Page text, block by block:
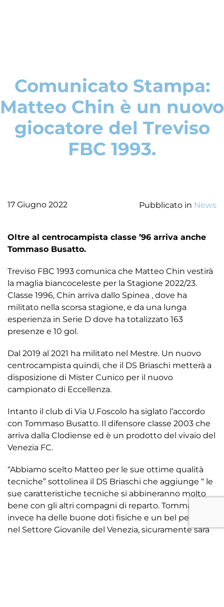
Comunicato Stampa:
Matteo Chin è un nuovo
giocatore del Treviso
FBC 1993.
17 Giugno 2022 Pubblicato in News
Oltre al centrocampista classe ’96 arriva anche
Tommaso Busatto.
Treviso FBC 1993 comunica che Matteo Chin vestirà
la maglia biancoceleste per la Stagione 2022/23.
Classe 1996, Chin arriva dallo Spinea , dove ha
militato nella scorsa stagione, e da una lunga
esperienza in Serie D dove ha totalizzato 163
presenze e 10 gol.
Dal 2019 al 2021 ha militato nel Mestre. Un nuovo
centrocampista quindi, che il DS Briaschi metterà a
disposizione di Mister Cunico per il nuovo
campionato di Eccellenza.
Intanto il club di Via U.Foscolo ha siglato l’accordo
con Tommaso Busatto. Il difensore classe 2003 che
arriva dalla Clodiense ed è un prodotto del vivaio del
Venezia FC.
“Abbiamo scelto Matteo per le sue ottime qualità
tecniche” sottolinea il DS Briaschi che aggiunge “ le
sue caratteristiche tecniche si abbineranno molto
bene con gli altri compagni di reparto. Tommaso
invece ha delle buone doti fisiche e un bel percorso
nel Settore Giovanile del Venezia, sicuramente sarà